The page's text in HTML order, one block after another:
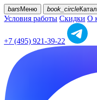
bars Меню book_circle
Условия работы Скидки О
+7 (495) 921-39-22